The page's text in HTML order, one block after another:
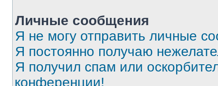
Личные сообщения
Я не могу отправить личные
Я постоянно получаю
Я получил спам или
конференции!